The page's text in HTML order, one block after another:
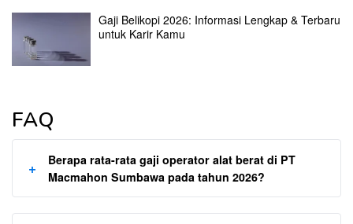
Gaji Belikopi 2026: Informasi Lengkap & Terbaru
untuk Karir Kamu
FAQ
Berapa rata-rata gaji operator alat berat di PT
Macmahon Sumbawa pada tahun 2026?
+